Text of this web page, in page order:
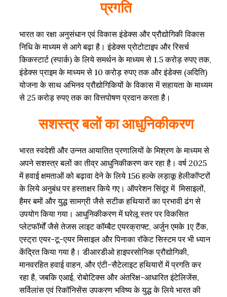
प्रगति
भारत का रक्षा अनुसंधान एवं विकास इंडेक्स और प्रौद्योगिकी विकास
निधि के माध्यम से आगे बढ़ा है। इंडेक्स प्रोटोटाइप और रिसर्च
किकस्टार्ट (स्पार्क) के लिये समर्थन के माध्यम से 1.5 करोड़ रुपए तक,
इंडेक्स प्राइम के माध्यम से 10 करोड़ रुपए तक और इंडेक्स (अदिति)
योजना के साथ अभिनव प्रौद्योगिकियों के विकास में सहायता के माध्यम
से 25 करोड़ रुपए तक का वित्तपोषण प्रदान करता है।
सशस्त्र बलों का आधुनिकीकरण
भारत स्वदेशी और उन्नत आयातित प्रणालियों के मिश्रण के माध्यम से
अपने सशस्त्र बलों का तीव्र आधुनिकीकरण कर रहा है। वर्ष 2025
में हवाई क्षमताओं को बढ़ावा देने के लिये 156 हल्के लड़ाकू हेलीकॉप्टरों
के लिये अनुबंध पर हस्ताक्षर किये गए। ऑपरेशन सिंदूर में मिसाइलों,
हैमर बमों और युद्ध सामग्री जैसे सटीक हथियारों का प्रभावी ढंग से
उपयोग किया गया। आधुनिकीकरण में घरेलू स्तर पर विकसित
प्लेटफॉर्मों जैसे तेजस लाइट कॉम्बैट एयरक्राफ्ट, अर्जुन एमके 1ए टैंक,
एस्ट्रा एयर-टू-एयर मिसाइल और पिनाका रॉकेट सिस्टम पर भी ध्यान
केंद्रित किया गया है। डीआरडीओ हाइपरसोनिक प्रौद्योगिकी,
मानवरहित हवाई वाहन, और एंटी-सैटेलाइट हथियारों में प्रगति कर
रहा है, जबकि एआई, रोबोटिक्स और अंतरिक्ष-आधारित इंटेलिजेंस,
सर्विलांस एवं रिकॉनिसेंस उपकरण भविष्य के युद्ध के लिये भारत की